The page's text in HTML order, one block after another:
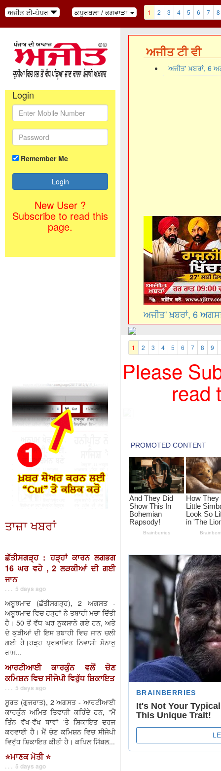
ਅਜੀਤ ਈ-ਪੇਪਰ ਕਪੂਰਥਲਾ / ਫਗਵਾੜਾ 1 2 3 4 5 6 7 8
Login
Remember Me
New User ?
Subscribe to read this
page.
ਤਾਜ਼ਾ ਖਬਰਾਂ
ਛੱਤੀਸਗੜ੍ਹ : ਹੜ੍ਹਾਂ ਕਾਰਨ ਲਗਭਗ
16 ਘਰ ਵਹੇ , 2 ਲੜਕੀਆਂ ਦੀ ਗਈ
ਜਾਨ
. . . 5 days ago
ਅਬੂਝਮਾਦ (ਛੱਤੀਸਗੜ੍ਹ), 2 ਅਗਸਤ -
ਅਬੂਝਮਾਦ ਵਿਚ ਹੜ੍ਹਾਂ ਨੇ ਤਬਾਹੀ ਮਚਾ ਦਿੱਤੀ
ਹੈ। 50 ਤੋਂ ਵੱਧ ਘਰ ਨੁਕਸਾਨੇ ਗਏ ਹਨ, ਅਤੇ
ਦੋ ਕੁੜੀਆਂ ਦੀ ਇਸ ਤਬਾਹੀ ਵਿਚ ਜਾਨ ਚਲੀ
ਗਈ ਹੈ।ਹੜ੍ਹ ਪ੍ਰਭਾਵਿਤ ਨਿਵਾਸੀ ਸੋਨਾਰੂ
ਰਾਮ...
ਆਰਟੀਆਈ ਕਾਰਕੁੰਨ ਵਲੋਂ ਚੋਣ
ਕਮਿਸ਼ਨ ਵਿਚ ਸੀਜੇਪੀ ਵਿਰੁੱਧ ਸ਼ਿਕਾਇਤ
. . . 5 days ago
ਸੂਰਤ (ਗੁਜਰਾਤ), 2 ਅਗਸਤ - ਆਰਟੀਆਈ
ਕਾਰਕੁੰਨ ਅਮਿਤ ਤਿਵਾੜੀ ਕਹਿੰਦੇ ਹਨ, "ਮੈਂ
ਤਿੰਨ ਵੱਖ-ਵੱਖ ਥਾਵਾਂ 'ਤੇ ਸ਼ਿਕਾਇਤ ਦਰਜ
ਕਰਵਾਈ ਹੈ। ਮੈਂ ਚੋਣ ਕਮਿਸ਼ਨ ਵਿਚ ਸੀਜੇਪੀ
ਵਿਰੁੱਧ ਸ਼ਿਕਾਇਤ ਕੀਤੀ ਹੈ। ਕਪਿਲ ਸਿੱਬਲ...
⭐️ਮਾਣਕ ਮੋਤੀ ⭐️
. . . 5 days ago
ਅਜੀਤ ਟੀ ਵੀ
ਅਜੀਤ' ਖ਼ਬਰਾਂ, 6
ਅਜੀਤ' ਖ਼ਬਰਾਂ, 6
1 2 3 4 5 6 7 8 9
Please
read